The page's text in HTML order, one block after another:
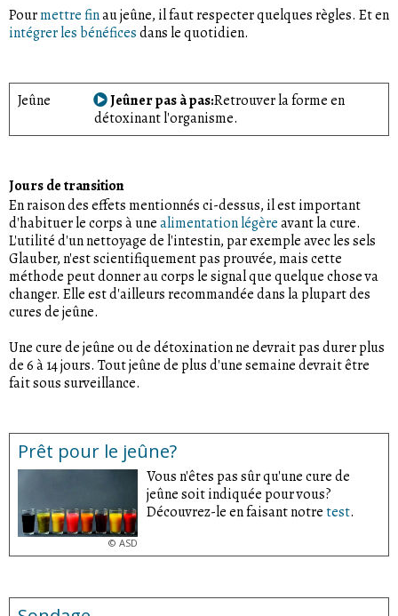
Pourmettre finau jeûne, il faut respecter quelques règles. Et en
intégrer les bénéficesdans le quotidien.
Jeûne Jeûner pas à pasRetrouver la forme en
détoxinant l'organisme.
Jours de transition
En raison des effets mentionnés ci-dessus, il est important
d'habituer le corps à unealimentation légèreavant la cure.
L'utilité d'un nettoyage de l'intestin, par exemple avec les sels
Glauber, n'est scientifiquement pas prouvée, mais cette
méthode peut donner au corps le signal que quelque chose va
changer. Elle est d'ailleurs recommandée dans la plupart des
cures de jeûne.
Une cure de jeûne ou de détoxination ne devrait pas durer plus
de 6 à 14 jours. Tout jeûne de plus d'une semaine devrait être
fait sous surveillance.
Prêt pour le jeûne?
© ASD
Vous n'êtes pas sûr qu'une cure de
jeûne soit indiquée pour vous?
Découvrez-le en faisant notretest.